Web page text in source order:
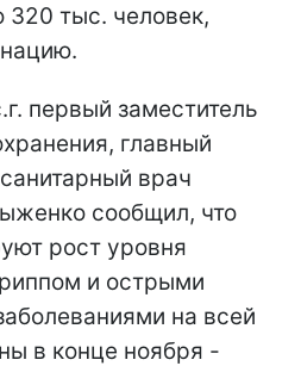
320 тыс. человек,
первый заместитель
главный
врач
сообщил, что
рост уровня
и острыми
на всей
в конце ноября -